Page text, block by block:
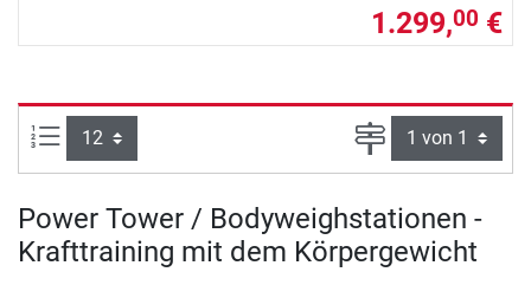
1.299,00 €
Artikel pro Seite: Seite
Power Tower / Bodyweighstationen -
Krafttraining mit dem Körpergewicht